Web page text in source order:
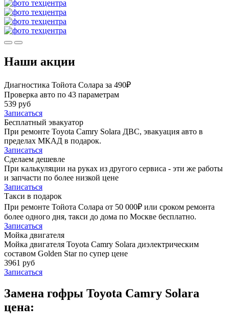
Наши акции
Диагностика Тойота Солара за 490₽
Проверка авто по 43 параметрам
539 руб
Записаться
Бесплатный эвакуатор
При ремонте Toyota Camry Solara ДВС, эвакуация авто в
пределах МКАД в подарок.
Записаться
Сделаем дешевле
При калькуляции на руках из другого сервиса - эти же работы
и запчасти по более низкой цене
Записаться
Такси в подарок
При ремонте Тойота Солара от 50 000₽ или сроком ремонта
более одного дня, такси до дома по Москве бесплатно.
Записаться
Мойка двигателя
Мойка двигателя Toyota Camry Solara диэлектрическим
составом Golden Star по супер цене
3961 руб
Записаться
Замена гофры Toyota Camry Solara
цена: